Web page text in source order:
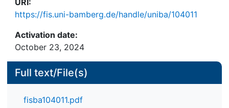
URI:
https://fis.uni-bamberg.de/handle/uniba/104011
Activation date:
October 23, 2024
Full text/File(s)
fisba104011.pdf